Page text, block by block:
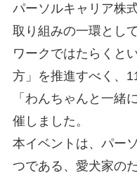
パーソルキャリア株
取り組みの一環とし
ワークではたらくと
方」を推進すべく、
「わんちゃんと一緒
催しました。
本イベントは、パー
つである、愛犬家の